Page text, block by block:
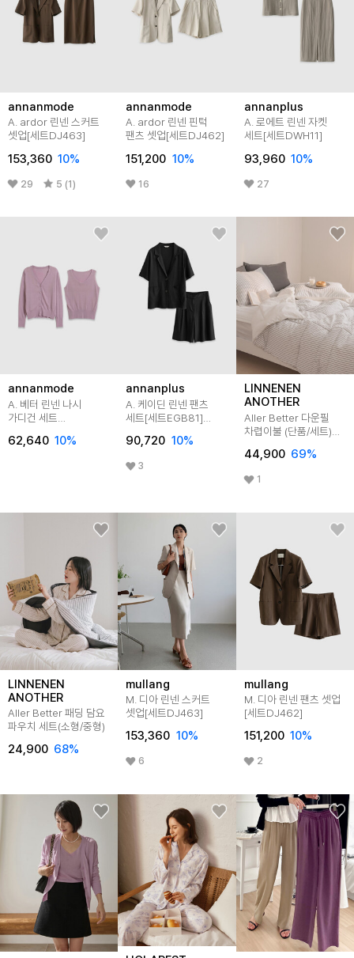
annanmode
A. ardor 린넨 스커트
셋업[세트DJ463]
153,360 10%
29 5 (1)
annanmode
A. ardor 린넨 핀턱
팬츠 셋업[세트DJ462]
151,200 10%
16
annanplus
A. 로에트 린넨 자켓
세트[세트DWH11]
93,960 10%
27
annanmode
A. 베터 린넨 나시
가디건 세트
62,640 10%
annanplus
A. 케이딘 린넨 팬츠
세트[세트EGB81]
90,720 10%
3
LINNENEN
ANOTHER
Aller Better 다운필
차렵이불 (단품/세트)
44,900 69%
1
LINNENEN
ANOTHER
Aller Better 패딩 담요
파우치 세트(소형/중형)
24,900 68%
mullang
M. 디아 린넨 스커트
셋업[세트DJ463]
153,360 10%
6
mullang
M. 디아 린넨 팬츠 셋업
[세트DJ462]
151,200 10%
2